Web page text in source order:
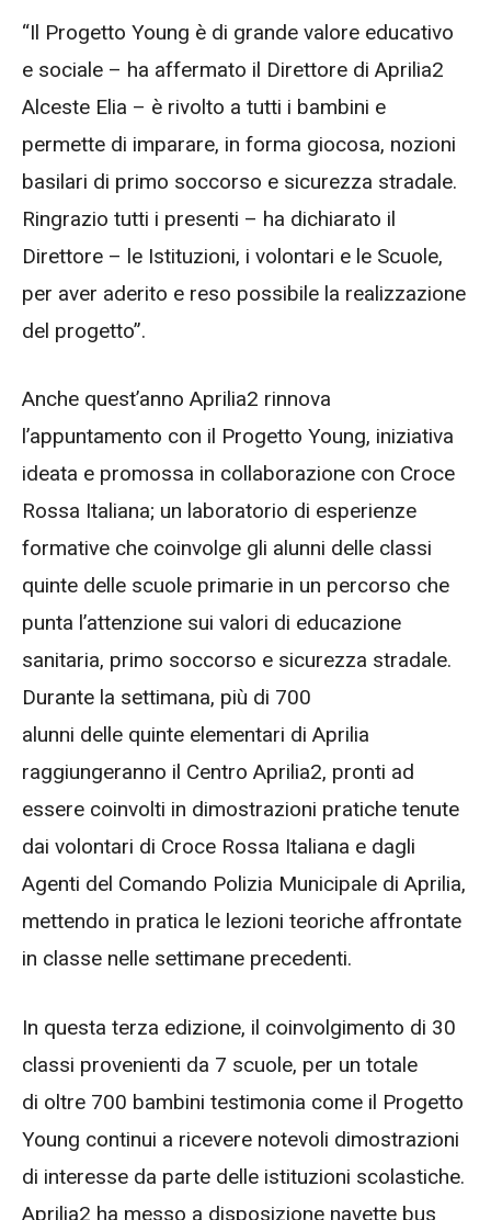
“Il Progetto Young è di grande valore educativo
e sociale – ha affermato il Direttore di Aprilia2
Alceste Elia – è rivolto a tutti i bambini e
permette di imparare, in forma giocosa, nozioni
basilari di primo soccorso e sicurezza stradale.
Ringrazio tutti i presenti – ha dichiarato il
Direttore – le Istituzioni, i volontari e le Scuole,
per aver aderito e reso possibile la realizzazione
del progetto”.
Anche quest’anno Aprilia2 rinnova
l’appuntamento con il Progetto Young, iniziativa
ideata e promossa in collaborazione con Croce
Rossa Italiana; un laboratorio di esperienze
formative che coinvolge gli alunni delle classi
quinte delle scuole primarie in un percorso che
punta l’attenzione sui valori di educazione
sanitaria, primo soccorso e sicurezza stradale.
Durante la settimana, più di 700
alunni delle quinte elementari di Aprilia
raggiungeranno il Centro Aprilia2, pronti ad
essere coinvolti in dimostrazioni pratiche tenute
dai volontari di Croce Rossa Italiana e dagli
Agenti del Comando Polizia Municipale di Aprilia,
mettendo in pratica le lezioni teoriche affrontate
in classe nelle settimane precedenti.
In questa terza edizione, il coinvolgimento di 30
classi provenienti da 7 scuole, per un totale
di oltre 700 bambini testimonia come il Progetto
Young continui a ricevere notevoli dimostrazioni
di interesse da parte delle istituzioni scolastiche.
Aprilia2 ha messo a disposizione navette bus